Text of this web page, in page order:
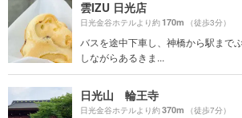
雲IZU 日光店
日光金谷ホテルより約170m （徒歩3分）
バスを途中下車し、神橋から駅まで
しながらあるきま...
日光山 輪王寺
日光金谷ホテルより約370m （徒歩7分）